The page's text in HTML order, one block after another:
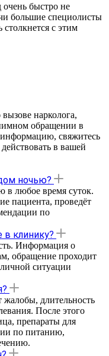
быстро не
большие специолисты
с этим
нарколога,
обращении в
свяжитесь
в вашей
ночью?
в любое время суток.
пациента, проведёт
по
клинику?
Информация о
обращение проходит
ситуации
жалобы, длительность
После этого
препараты для
по питанию,